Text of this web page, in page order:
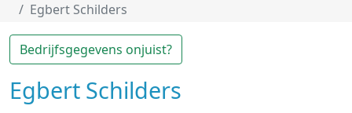
Egbert Schilders
Bedrijfsgegevens onjuist?
Egbert Schilders